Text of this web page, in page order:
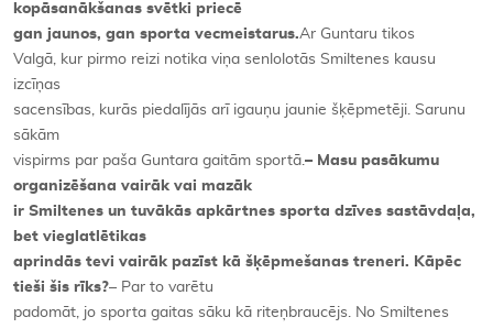
kopāsanākšanas svētki priecē
gan jaunos, gan sporta vecmeistarus.Ar Guntaru tikos
Valgā, kur pirmo reizi notika viņa senlolotās Smiltenes kausu
izcīņas
sacensības, kurās piedalījās arī igauņu jaunie šķēpmetēji. Sarunu
sākām
vispirms par paša Guntara gaitām sportā.– Masu pasākumu
organizēšana vairāk vai mazāk
ir Smiltenes un tuvākās apkārtnes sporta dzīves sastāvdaļa,
bet vieglatlētikas
aprindās tevi vairāk pazīst kā šķēpmešanas treneri. Kāpēc
tieši šis rīks?– Par to varētu
padomāt, jo sporta gaitas sāku kā riteņbraucējs. No Smiltenes